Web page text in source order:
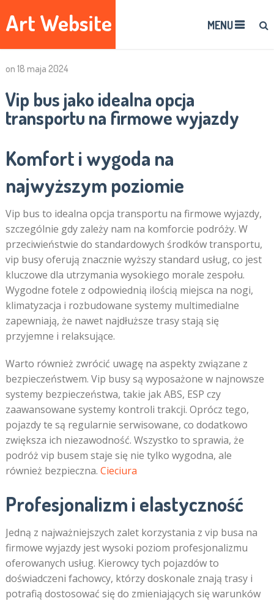
Art Website MENU
on 18 maja 2024
Vip bus jako idealna opcja
transportu na firmowe wyjazdy
Komfort i wygoda na
najwyższym poziomie
Vip bus to idealna opcja transportu na firmowe wyjazdy,
szczególnie gdy zależy nam na komforcie podróży. W
przeciwieństwie do standardowych środków transportu,
vip busy oferują znacznie wyższy standard usług, co jest
kluczowe dla utrzymania wysokiego morale zespołu.
Wygodne fotele z odpowiednią ilością miejsca na nogi,
klimatyzacja i rozbudowane systemy multimedialne
zapewniają, że nawet najdłuższe trasy stają się
przyjemne i relaksujące.
Warto również zwrócić uwagę na aspekty związane z
bezpieczeństwem. Vip busy są wyposażone w najnowsze
systemy bezpieczeństwa, takie jak ABS, ESP czy
zaawansowane systemy kontroli trakcji. Oprócz tego,
pojazdy te są regularnie serwisowane, co dodatkowo
zwiększa ich niezawodność. Wszystko to sprawia, że
podróż vip busem staje się nie tylko wygodna, ale
również bezpieczna. Cieciura
Profesjonalizm i elastyczność
Jedną z najważniejszych zalet korzystania z vip busa na
firmowe wyjazdy jest wysoki poziom profesjonalizmu
oferowanych usług. Kierowcy tych pojazdów to
doświadczeni fachowcy, którzy doskonale znają trasy i
potrafią dostosować się do zmieniających się warunków